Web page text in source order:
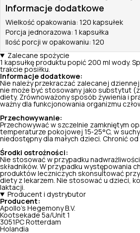
Informacje dodatkowe
Wielkość opakowania: 120 kapsułek
Porcja jednorazowa: 1 kapsułka
Ilość porcji w opakowaniu: 120
Zalecane spożycie
1 kapsułkę produktu popić 200 ml wody.
trakcie posiłku.
Informacje dodatkowe:
Nie należy przekraczać zalecanej
nie może być stosowany jako substytut
diety. Zrównoważony sposób żywienia i
ważny dla funkcjonowania organizmu
Przechowywanie:
Przechowywać w szczelnie zamkniętym
temperaturze pokojowej 15‑25°C, w
niedostępny dla małych dzieci. Chronić od
Środki ostrożności:
Nie stosować w przypadku
składników. W przypadku występowania
produktów leczniczych skonsultować
diety z lekarzem. Nie stosować u dzieci,
laktacji.
Producent i dystrybutor
Producent:
Apollo's Hegemony B.V.
Kootsekade 5a/Unit 1
3051PC Rotterdam
Holandia